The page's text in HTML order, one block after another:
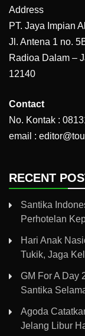
Address
PT. Jaya Impian
Jl. Antena 1 no.
Radioa Dalam –
12140
Contact
No. Kontak :
email :
RECENT
Santika
Perhotelan
Hari Anak
Tukik, Jaga
GM For A Day
Santika
Agoda
Jelang Libur